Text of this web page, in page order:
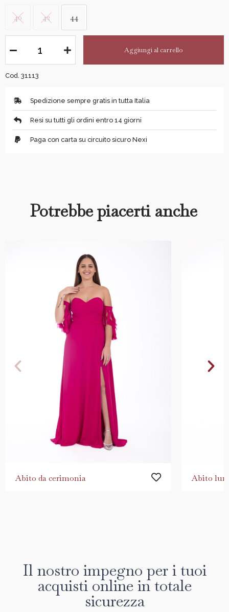
40 42 44
Aggiungi al carrello
Cod. 31113
Spedizione sempre gratis in tutta Italia
Resi su tutti gli ordini entro 14 giorni
Paga con carta su circuito sicuro Nexi
Potrebbe piacerti anche
Abito da cerimonia Abito
Il nostro impegno per i tuoi
acquisti online in totale
sicurezza